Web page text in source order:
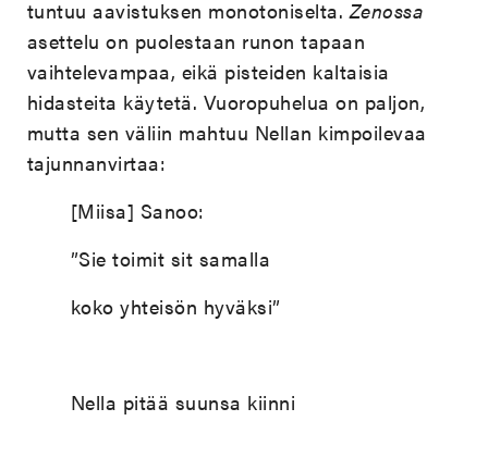
tuntuu aavistuksen monotoniselta.Zenossa
asettelu on puolestaan runon tapaan
vaihtelevampaa, eikä pisteiden kaltaisia
hidasteita käytetä. Vuoropuhelua on paljon,
mutta sen väliin mahtuu Nellan kimpoilevaa
tajunnanvirtaa:
[Miisa] Sanoo:
”Sie toimit sit samalla
koko yhteisön hyväksi”
Nella pitää suunsa kiinni